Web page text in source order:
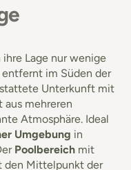
Lage nur wenige
im Süden der
Unterkunft mit
mehreren
Atmosphäre. Ideal
Umgebung in
Poolbereich mit
den Mittelpunkt der